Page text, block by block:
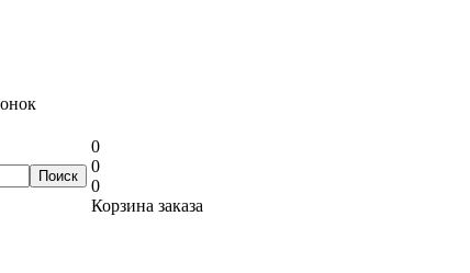
0
0
0
Корзина заказа